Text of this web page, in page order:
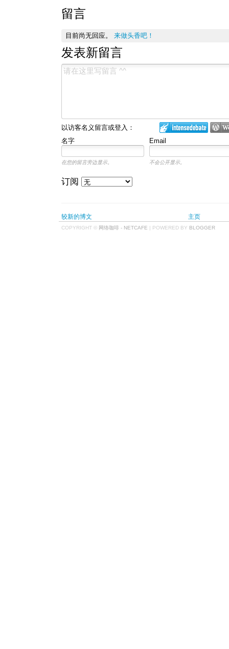
留言
目前尚无回应。 来做头香吧！
发表新留言
以访客名义留言或登入：
名字
Email
在您的留言旁边显示。 不会公开显示。
订阅
较新的博文 主页
COPYRIGHT © 网络咖啡 - NETCAFE | POWERED BY BLOGGER